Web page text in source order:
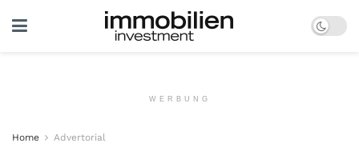
WERBUNG
Home Advertorial